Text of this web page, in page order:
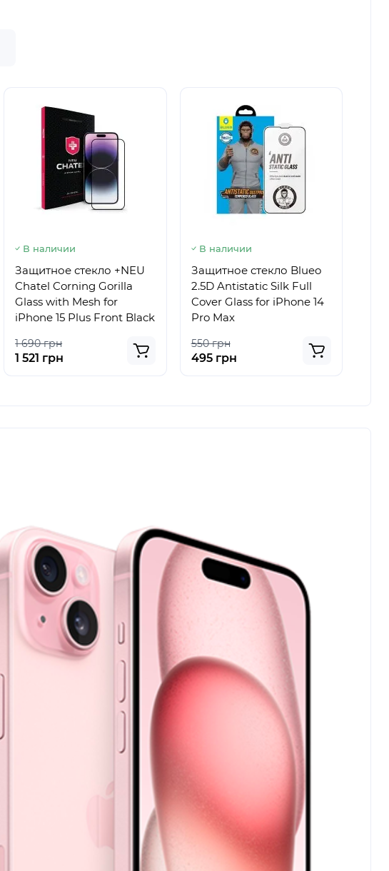
В наличии
Защитное стекло +NEU
Chatel Corning Gorilla
Glass with Mesh for
iPhone 15 Plus Front Black
1 690 грн
1 521 грн
В наличии
Защитное стекло Blueo
2.5D Antistatic Silk Full
Cover Glass for iPhone 14
Pro Max
550 грн
495 грн